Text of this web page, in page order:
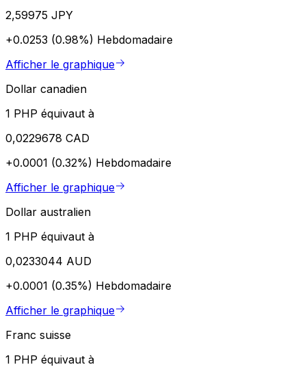
2,59975 JPY
+0.0253 (0.98%) Hebdomadaire
Afficher le graphique
Dollar canadien
1 PHP équivaut à
0,0229678 CAD
+0.0001 (0.32%) Hebdomadaire
Afficher le graphique
Dollar australien
1 PHP équivaut à
0,0233044 AUD
+0.0001 (0.35%) Hebdomadaire
Afficher le graphique
Franc suisse
1 PHP équivaut à